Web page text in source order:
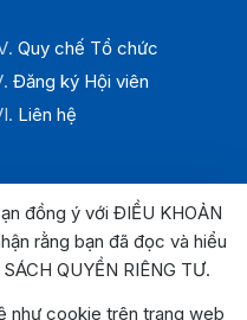
Quy chế Tổ chức
Đăng ký Hội viên
Liên hệ
tỉnh Đắk Lắk: Số 33
tỉnh Đắk Lắk
Đông: Số 04 Lê Lợi, P.
đồng ý với ĐIỀU KHOẢN
rằng bạn đã đọc và hiểu
QUYỀN RIÊNG TƯ.
như cookie trên trang web